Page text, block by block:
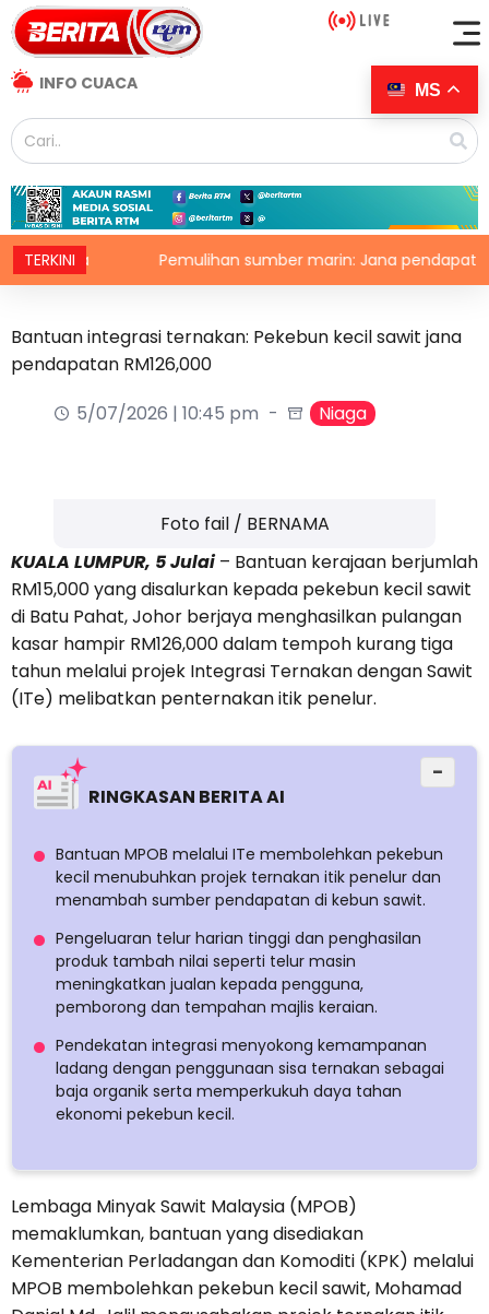
INFO CUACA
TERKINI Pemulihan sumber marin: Jana pendapatan,
Bantuan integrasi ternakan: Pekebun kecil sawit jana
pendapatan RM126,000
5/07/2026 | 10:45 pm
Niaga
Foto fail / BERNAMA
KUALA LUMPUR, 5 Julai– Bantuan kerajaan berjumlah
RM15,000 yang disalurkan kepada pekebun kecil sawit
di Batu Pahat, Johor berjaya menghasilkan pulangan
kasar hampir RM126,000 dalam tempoh kurang tiga
tahun melalui projek Integrasi Ternakan dengan Sawit
(ITe) melibatkan penternakan itik penelur.
RINGKASAN BERITA AI
−
Bantuan MPOB melalui ITe membolehkan pekebun
kecil menubuhkan projek ternakan itik penelur dan
menambah sumber pendapatan di kebun sawit.
Pengeluaran telur harian tinggi dan penghasilan
produk tambah nilai seperti telur masin
meningkatkan jualan kepada pengguna,
pemborong dan tempahan majlis keraian.
Pendekatan integrasi menyokong kemampanan
ladang dengan penggunaan sisa ternakan sebagai
baja organik serta memperkukuh daya tahan
ekonomi pekebun kecil.
Lembaga Minyak Sawit Malaysia (MPOB)
memaklumkan, bantuan yang disediakan
Kementerian Perladangan dan Komoditi (KPK) melalui
MPOB membolehkan pekebun kecil sawit, Mohamad
MS